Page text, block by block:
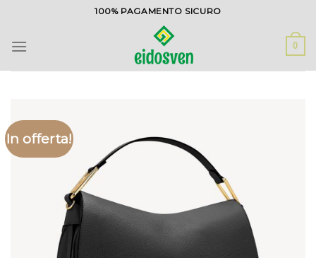
contenuti
100% PAGAMENTO SICURO
0
In offerta!